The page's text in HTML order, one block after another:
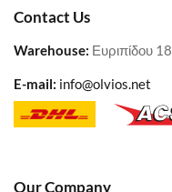
Contact Us
Warehouse: Ευριπίδου 18
E-mail: info@olvios.net
Our Company